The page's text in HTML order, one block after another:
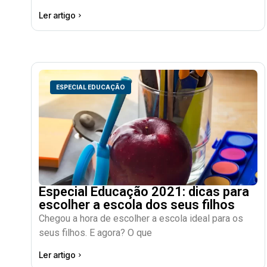
Ler artigo
ESPECIAL EDUCAÇÃO
Especial Educação 2021: dicas para
escolher a escola dos seus filhos
Chegou a hora de escolher a escola ideal para os
seus filhos. E agora? O que
Ler artigo